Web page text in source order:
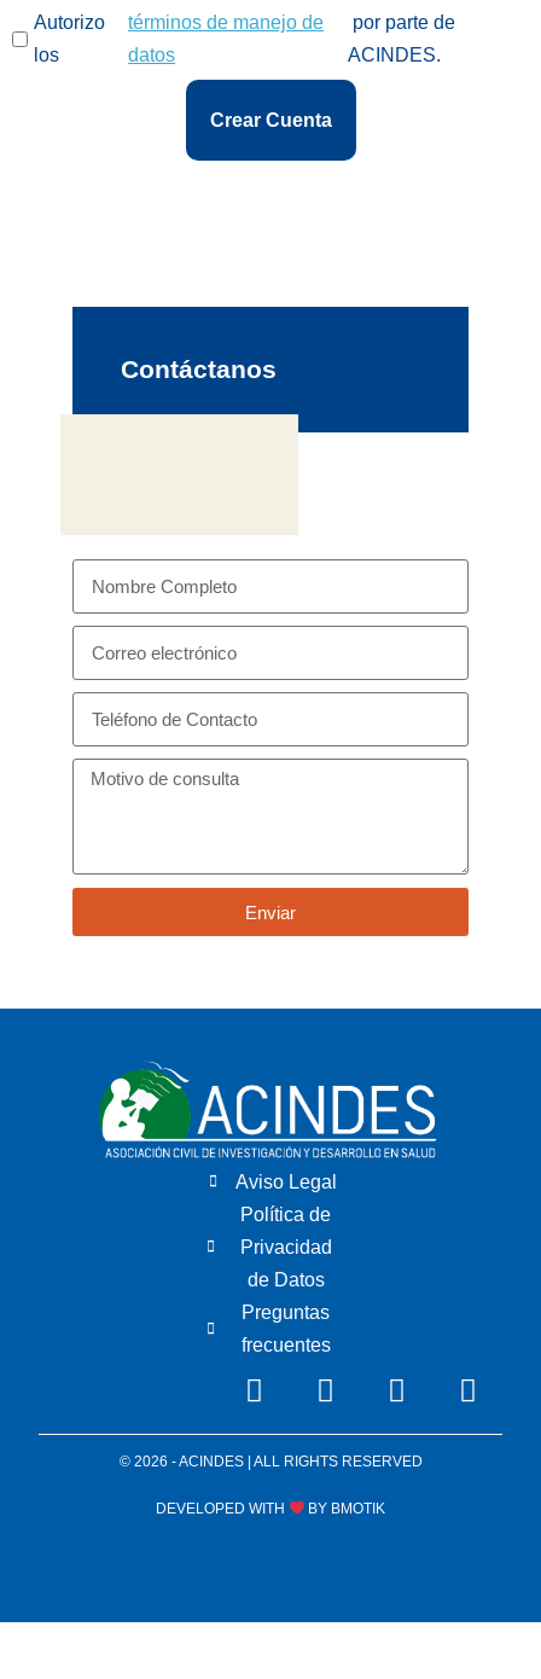
Autorizo
los
términos de manejo de
datos
por parte de
ACINDES.
Crear Cuenta
Contáctanos
Enviar
Aviso Legal
Política de
Privacidad
de Datos
Preguntas
frecuentes
© 2026 - ACINDES | ALL RIGHTS RESERVED
DEVELOPED WITH BY BMOTIK